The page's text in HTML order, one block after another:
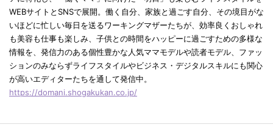
WEBサイトとSNSで展開。働く自分、家族と過ごす自分、その境目がな
いほどに忙しい毎日を送るワーキングマザーたちが、効率良くおしゃれ
も美容も仕事も楽しみ、子供との時間をハッピーに過ごすための多様な
情報を、発信力のある個性豊かな人気ママモデルや読者モデル、ファッ
ションのみならずライフスタイルやビジネス・デジタルスキルにも関心
が高いエディターたちを通して発信中。
https://domani.shogakukan.co.jp/